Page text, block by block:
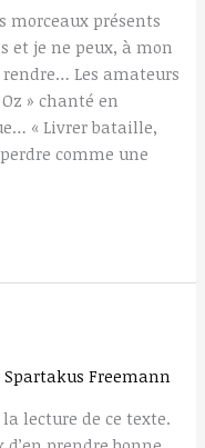
morceaux présents
et je ne peux, à mon
Les amateurs
» chanté en
« Livrer bataille,
comme une
Spartakus Freemann
lecture de ce texte.